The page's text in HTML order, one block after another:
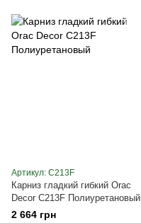
Артикул: C213F
Карниз гладкий гибкий Orac
Decor C213F Полиуретановый
2 664 грн